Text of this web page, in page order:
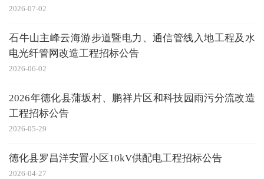
2026-07-02
石牛山主峰云海游步道暨电力、通信管线入地工程及水
电光纤管网改造工程招标公告
2026-06-02
2026年德化县蒲坂村、鹏祥片区和科技园雨污分流改造
工程招标公告
2026-05-29
德化县罗昌洋安置小区10kV供配电工程招标公告
2026-04-27